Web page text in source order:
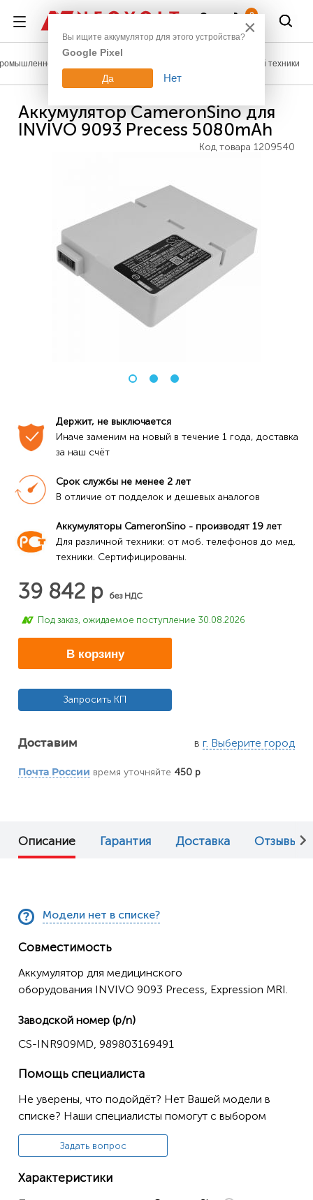
0
оборудование Аккумуляторы для медицинской техники
Аккумулятор CameronSino для
INVIVO 9093 Precess 5080mAh
Код товара 1209540
Держит, не выключается
Иначе заменим на новый в течение 1 года, доставка
за наш счёт
Срок службы не менее 2 лет
В отличие от подделок и дешевых аналогов
Аккумуляторы CameronSino - производят 19 лет
Для различной техники: от моб. телефонов до мед.
техники. Сертифицированы.
39 842 р без НДС
Под заказ, ожидаемое поступление 30.08.2026
В корзину
Запросить КП
Доставим в г. Выберите город
Почта России время уточняйте 450 р
Описание Гарантия Доставка Отзывы (0)
Модели нет в списке?
Совместимость
Аккумулятор для медицинского
оборудования INVIVO 9093 Precess, Expression MRI.
Заводской номер (p/n)
CS-INR909MD, 989803169491
Помощь специалиста
Не уверены, что подойдёт? Нет Вашей модели в
списке? Наши специалисты помогут с выбором
Задать вопрос
Характеристики
×
Вы ищите аккумулятор для этого устройства?
Google Pixel
Да Нет